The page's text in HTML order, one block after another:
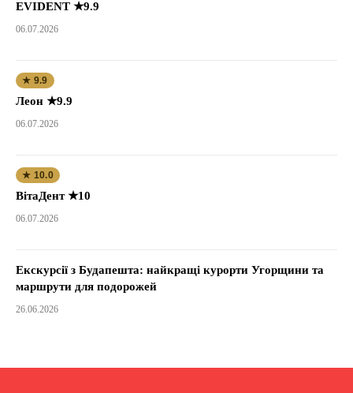
EVIDENT ★9.9
06.07.2026
★ 9.9
Леон ★9.9
06.07.2026
★ 10.0
ВітаДент ★10
06.07.2026
Екскурсії з Будапешта: найкращі курорти Угорщини та
маршрути для подорожей
26.06.2026